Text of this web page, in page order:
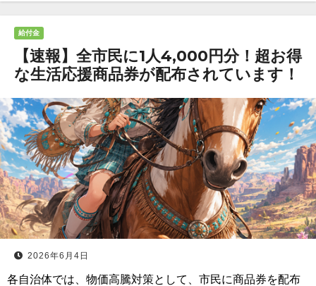
給付金
【速報】全市民に1人4,000円分！超お得
な生活応援商品券が配布されています！
2026年6月4日
各自治体では、物価高騰対策として、市民に商品券を配布